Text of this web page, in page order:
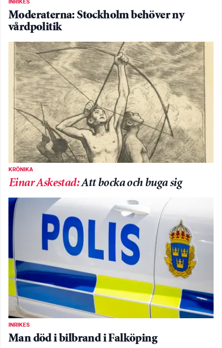
INRIKES
Moderaterna: Stockholm behöver ny
vårdpolitik
KRÖNIKA
Einar Askestad:Att bocka och buga sig
INRIKES
Man död i bilbrand i Falköping